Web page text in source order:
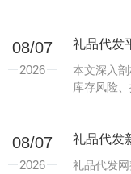
08/07
2026
本文深入
库存风险
08/07
2026
礼品代发